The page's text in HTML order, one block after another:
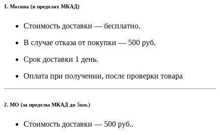
1. Москва (в пределах МКАД)
Стоимость доставки — бесплатно.
В случае отказа от покупки — 500 руб.
Срок доставки 1 день.
Оплата при получении, после проверки товара
2. МО (за пределы МКАД до 5км.)
Стоимость доставки — 500 руб..